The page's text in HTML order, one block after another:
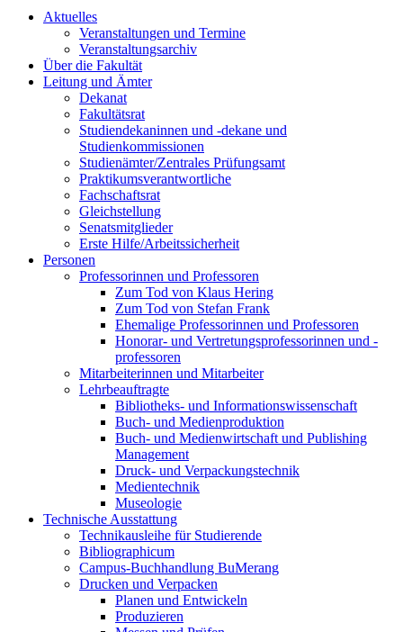
Aktuelles
Veranstaltungen und Termine
Veranstaltungsarchiv
Über die Fakultät
Leitung und Ämter
Dekanat
Fakultätsrat
Studiendekaninnen und -dekane und
Studienkommissionen
Studienämter/Zentrales Prüfungsamt
Praktikumsverantwortliche
Fachschaftsrat
Gleichstellung
Senatsmitglieder
Erste Hilfe/Arbeitssicherheit
Personen
Professorinnen und Professoren
Zum Tod von Klaus Hering
Zum Tod von Stefan Frank
Ehemalige Professorinnen und Professoren
Honorar- und Vertretungsprofessorinnen und -
professoren
Mitarbeiterinnen und Mitarbeiter
Lehrbeauftragte
Bibliotheks- und Informationswissenschaft
Buch- und Medienproduktion
Buch- und Medienwirtschaft und Publishing
Management
Druck- und Verpackungstechnik
Medientechnik
Museologie
Technische Ausstattung
Technikausleihe für Studierende
Bibliographicum
Campus-Buchhandlung BuMerang
Drucken und Verpacken
Planen und Entwickeln
Produzieren